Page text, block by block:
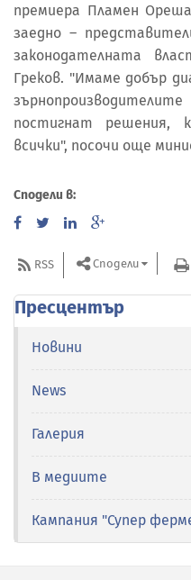
премиера Пламен
заедно –
законодателната
Греков. "Имаме добър
постигнат решения,
всички", посочи още
Сподели в:
RSS Сподели
Пресцентър
Новини
News
Галерия
В медиите
Кампания "Супер